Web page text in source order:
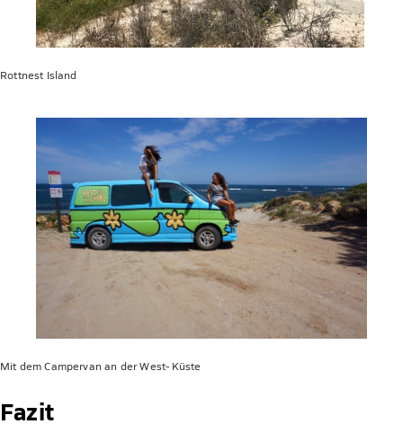
Rottnest Island
Mit dem Campervan an der West- Küste
Fazit